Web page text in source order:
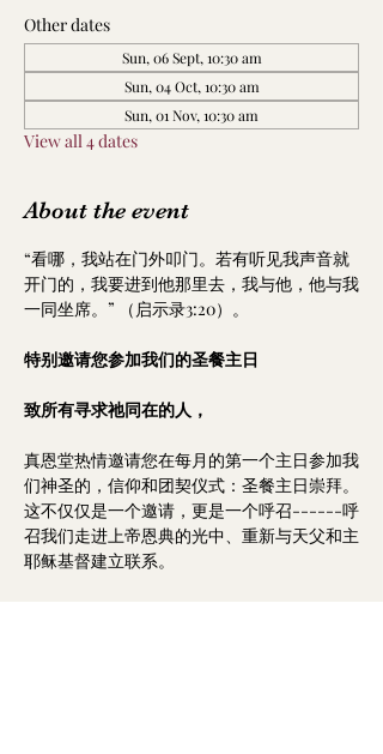
Other dates
Sun, 06 Sept, 10:30 am
Sun, 04 Oct, 10:30 am
Sun, 01 Nov, 10:30 am
View all 4 dates
About the event
“看哪，我站在门外叩门。若有听见我声音就
开门的，我要进到他那里去，我与他，他与我
一同坐席。” （启示录3:20）。
特别邀请您参加我们的圣餐主日
致所有寻求祂同在的人，
真恩堂热情邀请您在每月的第一个主日参加我
们神圣的，信仰和团契仪式：圣餐主日崇拜。
这不仅仅是一个邀请，更是一个呼召------呼
召我们走进上帝恩典的光中、重新与天父和主
耶稣基督建立联系。